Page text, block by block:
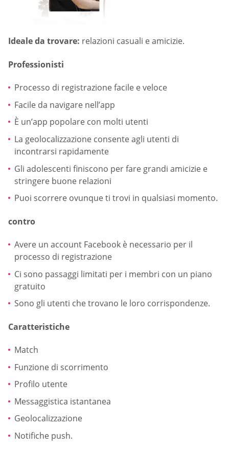
Ideale da trovare: relazioni casuali e amicizie.
Professionisti
Processo di registrazione facile e veloce
Facile da navigare nell’app
È un’app popolare con molti utenti
La geolocalizzazione consente agli utenti di
incontrarsi rapidamente
Gli adolescenti finiscono per fare grandi amicizie e
stringere buone relazioni
Puoi scorrere ovunque ti trovi in qualsiasi momento.
contro
Avere un account Facebook è necessario per il
processo di registrazione
Ci sono passaggi limitati per i membri con un piano
gratuito
Sono gli utenti che trovano le loro corrispondenze.
Caratteristiche
Match
Funzione di scorrimento
Profilo utente
Messaggistica istantanea
Geolocalizzazione
Notifiche push.